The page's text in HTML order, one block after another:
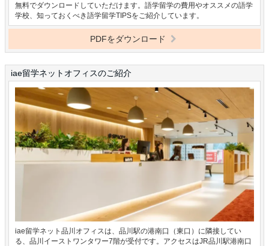
無料でダウンロードしていただけます。語学留学の費用やオススメの語学
学校、知っておくべき語学留学TIPSをご紹介しています。
PDFをダウンロード
iae留学ネットオフィスのご紹介
iae留学ネット品川オフィスは、品川駅の港南口（東口）に隣接してい
る、品川イーストワンタワー7階が受付です。アクセスはJR品川駅港南口